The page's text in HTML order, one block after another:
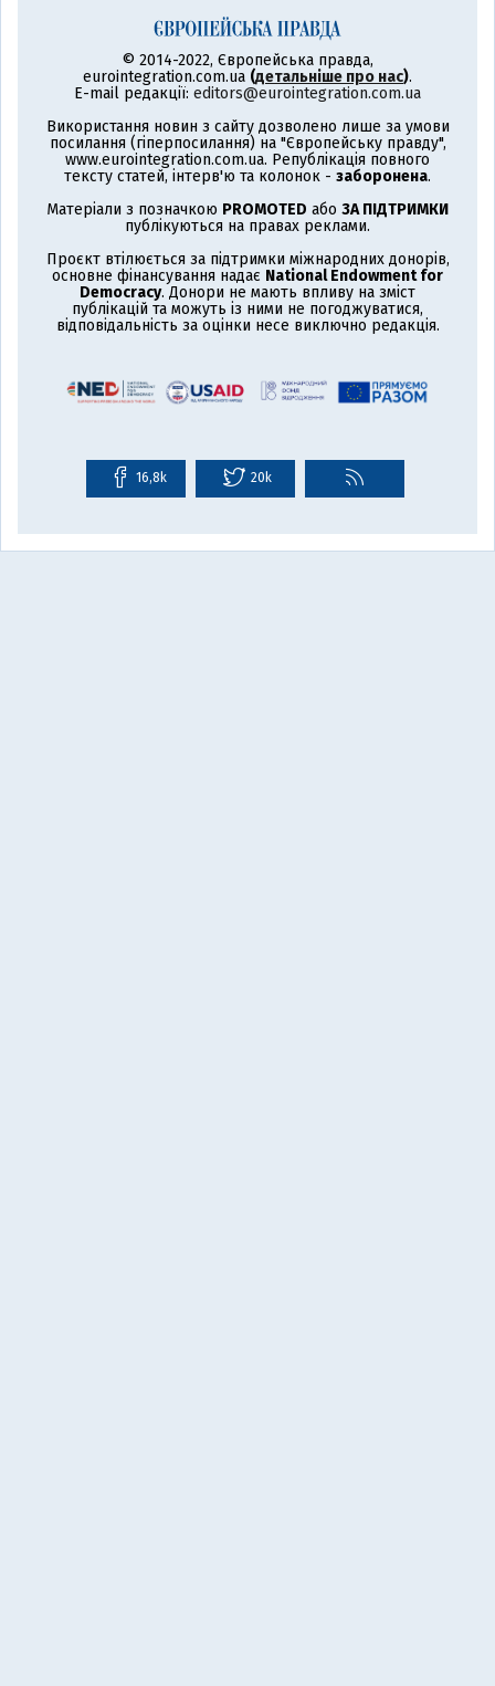
© 2014-2022, Європейська правда,
eurointegration.com.ua (детальніше про нас).
E-mail редакції: editors@eurointegration.com.ua
Використання новин з сайту дозволено лише за умови
посилання (гіперпосилання) на "Європейську правду",
www.eurointegration.com.ua. Републікація повного
тексту статей, інтерв'ю та колонок - заборонена.
Матеріали з позначкою PROMOTED або ЗА ПІДТРИМКИ
публікуються на правах реклами.
Проєкт втілюється за підтримки міжнародних донорів,
основне фінансування надає National Endowment for
Democracy. Донори не мають впливу на зміст
публікацій та можуть із ними не погоджуватися,
відповідальність за оцінки несе виключно редакція.
16,8k 20k